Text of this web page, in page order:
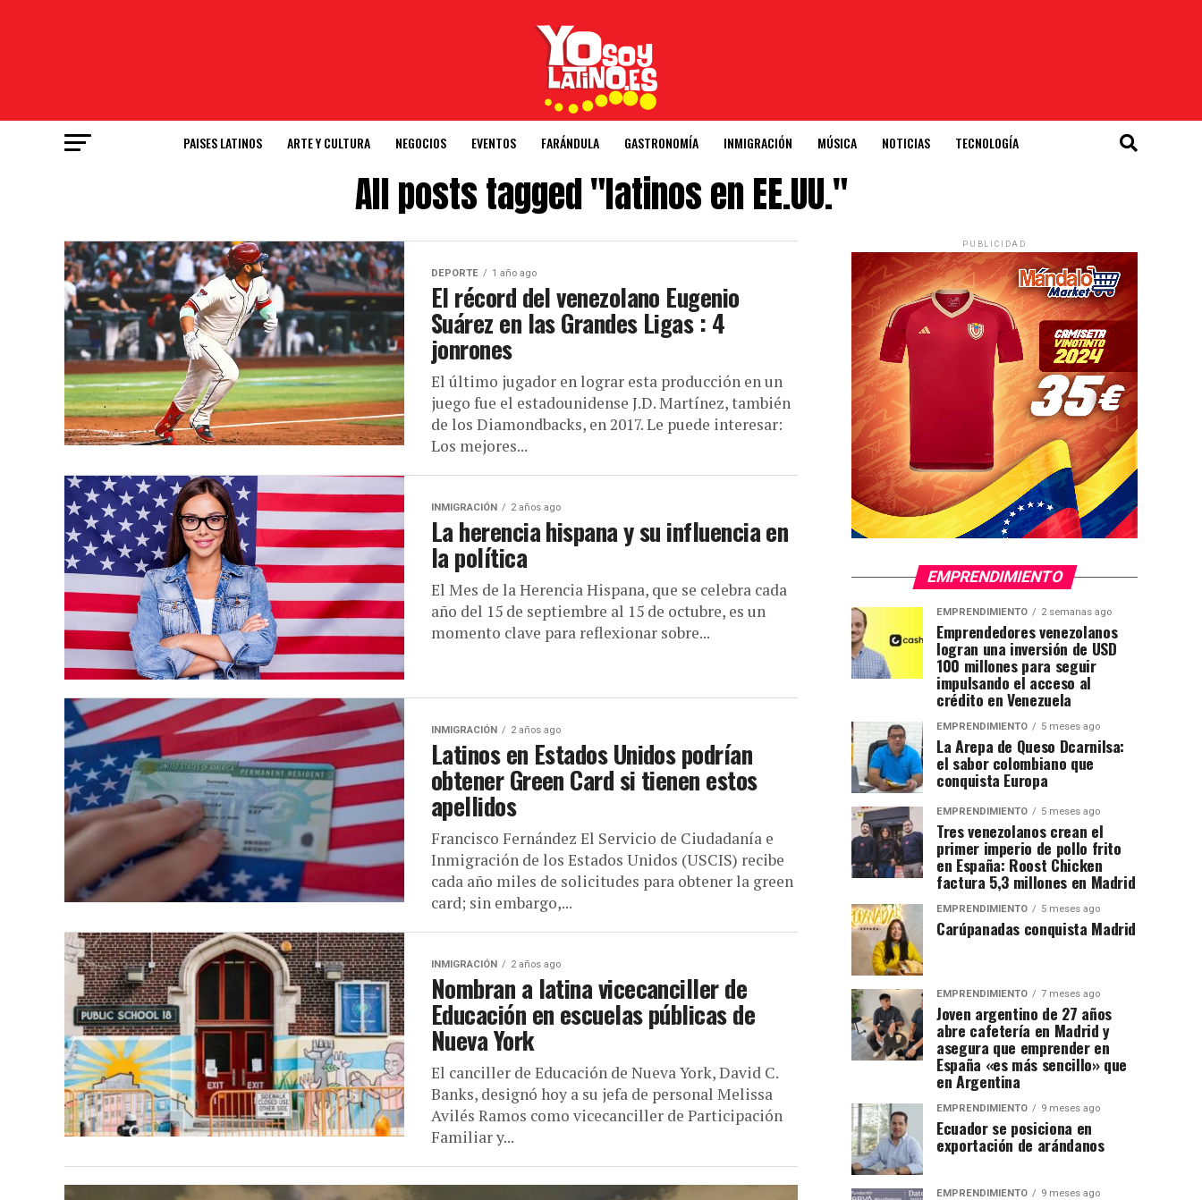
PAISES LATINOS ARTE Y CULTURA NEGOCIOS EVENTOS FARÁNDULA GASTRONOMÍA INMIGRACIÓN MÚSICA NOTICIAS TECNOLOGÍA
All posts tagged "latinos en EE.UU."
DEPORTE 1 año ago
El récord del venezolano Eugenio
Suárez en las Grandes Ligas : 4
jonrones
El último jugador en lograr esta producción en un
juego fue el estadounidense J.D. Martínez, también
de los Diamondbacks, en 2017. Le puede interesar:
Los mejores...
INMIGRACIÓN 2 años ago
La herencia hispana y su influencia en
la política
El Mes de la Herencia Hispana, que se celebra cada
año del 15 de septiembre al 15 de octubre, es un
momento clave para reflexionar sobre...
INMIGRACIÓN 2 años ago
Latinos en Estados Unidos podrían
obtener Green Card si tienen estos
apellidos
Francisco Fernández El Servicio de Ciudadanía e
Inmigración de los Estados Unidos (USCIS) recibe
cada año miles de solicitudes para obtener la green
card; sin embargo,...
INMIGRACIÓN 2 años ago
Nombran a latina vicecanciller de
Educación en escuelas públicas de
Nueva York
El canciller de Educación de Nueva York, David C.
Banks, designó hoy a su jefa de personal Melissa
Avilés Ramos como vicecanciller de Participación
Familiar y...
PUBLICIDAD
EMPRENDIMIENTO
EMPRENDIMIENTO 2 semanas ago
Emprendedores venezolanos
logran una inversión de USD
100 millones para seguir
impulsando el acceso al
crédito en Venezuela
EMPRENDIMIENTO 5 meses ago
La Arepa de Queso Dcarnilsa:
el sabor colombiano que
conquista Europa
EMPRENDIMIENTO 5 meses ago
Tres venezolanos crean el
primer imperio de pollo frito
en España: Roost Chicken
factura 5,3 millones en Madrid
EMPRENDIMIENTO 5 meses ago
Carúpanadas conquista Madrid
EMPRENDIMIENTO 7 meses ago
Joven argentino de 27 años
abre cafetería en Madrid y
asegura que emprender en
España «es más sencillo» que
en Argentina
EMPRENDIMIENTO 9 meses ago
Ecuador se posiciona en
exportación de arándanos
EMPRENDIMIENTO 9 meses ago